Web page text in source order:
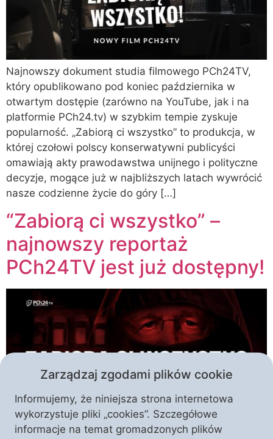
Najnowszy dokument studia filmowego PCh24TV,
który opublikowano pod koniec października w
otwartym dostępie (zarówno na YouTube, jak i na
platformie PCh24.tv) w szybkim tempie zyskuje
popularność. „Zabiorą ci wszystko” to produkcja, w
której czołowi polscy konserwatywni publicyści
omawiają akty prawodawstwa unijnego i polityczne
decyzje, mogące już w najbliższych latach wywrócić
nasze codzienne życie do góry […]
“Zabiorą ci wszystko” –
najnowszy reportaż
PCh24TV jest już dostępny!
Co tak naprawdę stoi za “Fit for 55” i innymi
Zarządzaj zgodami plików cookie
Informujemy, że niniejsza strona internetowa
wykorzystuje pliki „cookies”. Szczegółowe
informacje na temat gromadzonych plików